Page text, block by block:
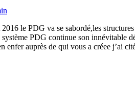
le PDG va se sabordé,les
PDG continue son innévitable
enfer auprès de qui vous a créee j’ai